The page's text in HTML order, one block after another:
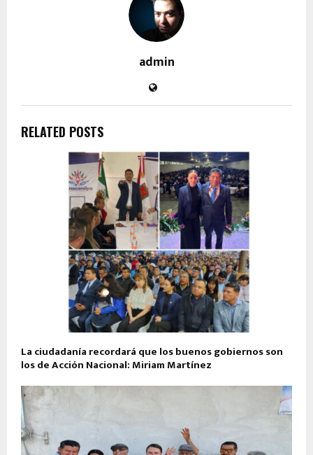
admin
RELATED POSTS
La ciudadanía recordará que los buenos gobiernos son
los de Acción Nacional: Miriam Martínez